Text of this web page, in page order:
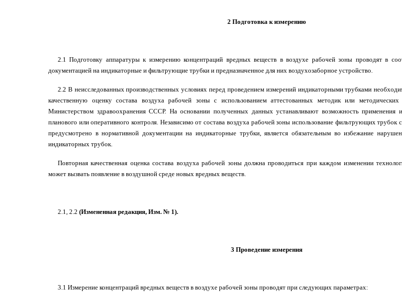
2 Подготовка к измерению
2.1 Подготовку аппаратуры к измерению концентраций вредных веществ в воздухе рабочей зоны проводят в
документацией на индикаторные и фильтрующие трубки и предназначенное для них воздухозаборное устройство.
2.2 В неисследованных производственных условиях перед проведением измерений индикаторными трубками
качественную оценку состава воздуха рабочей зоны с использованием аттестованных методик или
Министерством здравоохранения СССР. На основании полученных данных устанавливают возможность применения
планового или оперативного контроля. Независимо от состава воздуха рабочей зоны использование фильтрующих трубок
предусмотрено в нормативной документации на индикаторные трубки, является обязательным во избежание
индикаторных трубок.
Повторная качественная оценка состава воздуха рабочей зоны должна проводиться при каждом изменении
может вызвать появление в воздушной среде новых вредных веществ.
2.1, 2.2 (Измененная редакция, Изм. № 1).
3 Проведение измерения
3.1 Измерение концентраций вредных веществ в воздухе рабочей зоны проводят при следующих параметрах: